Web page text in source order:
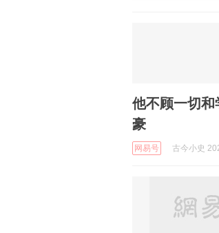
他不顾一切
豪
网易号 古今小史